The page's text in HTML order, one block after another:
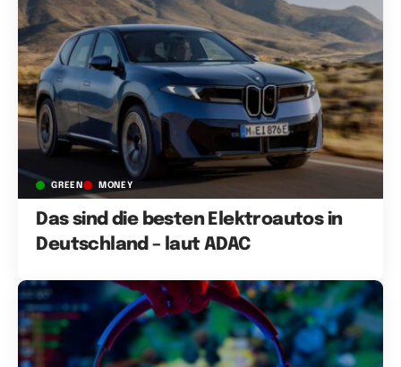
GREEN MONEY
Das sind die besten Elektroautos in
Deutschland – laut ADAC